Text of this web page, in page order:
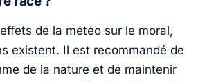
de la météo sur le moral,
existent. Il est recommandé de
de la nature et de maintenir